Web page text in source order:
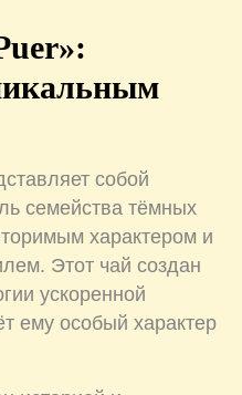
собой
семейства тёмных
характером и
Этот чай создан
ускоренной
ему особый характер